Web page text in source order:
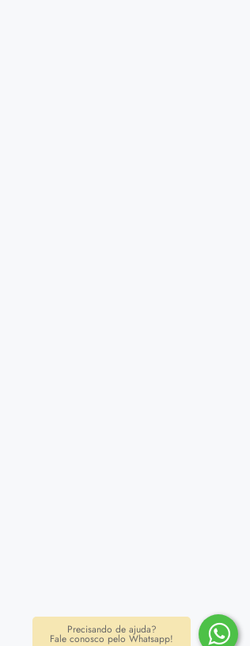
Precisando de ajuda?
Fale conosco pelo Whatsapp!